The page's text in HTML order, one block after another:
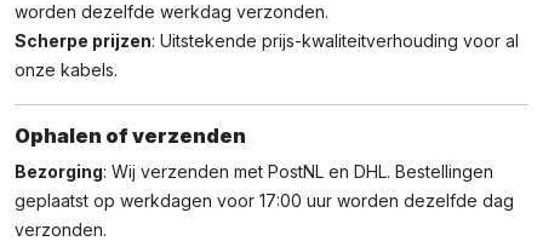
worden dezelfde werkdag verzonden.
Scherpe prijzen: Uitstekende prijs-kwaliteitverhouding voor al
onze kabels.
Ophalen of verzenden
Bezorging: Wij verzenden met PostNL en DHL. Bestellingen
geplaatst op werkdagen voor 17:00 uur worden dezelfde dag
verzonden.